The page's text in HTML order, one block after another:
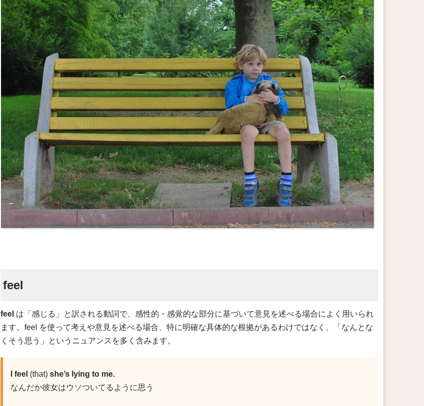
feel
feel は「感じる」と訳される動詞で、感性的・感覚的な部分に基づいて意見を述べる場合によく用いられ
ます。feel を使って考えや意見を述べる場合、特に明確な具体的な根拠があるわけではなく、「なんとな
くそう思う」というニュアンスを多く含みます。
I feel (that) she’s lying to me.
なんだか彼女はウソついてるように思う